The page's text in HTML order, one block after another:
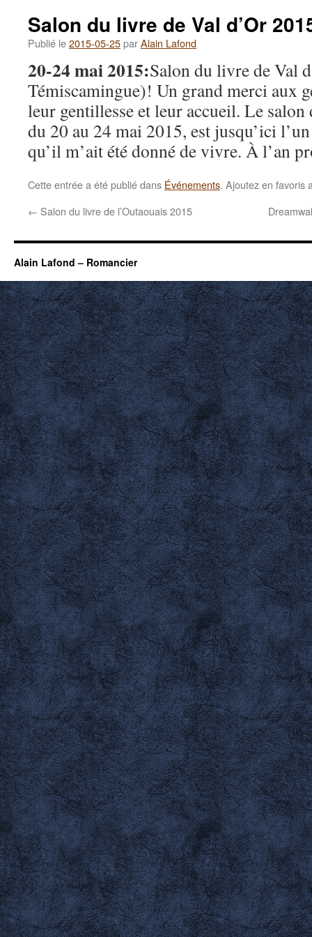
Salon du livre de Val d’Or
Publié le2015-05-25parAlain Lafond
20-24 mai 2015:Salon du livre de Val
Témiscamingue)! Un grand merci aux
leur gentillesse et leur accueil. Le
du 20 au 24 mai 2015, est jusqu’ici
qu’il m’ait été donné de vivre. À l’an
Cette entrée a été publié dans Événements. Ajoutez en favoris
← Salon du livre de l’Outaouais 2015
Alain Lafond – Romancier